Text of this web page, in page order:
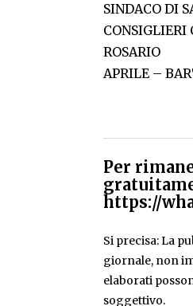
SINDACO DI
CONSIGLIERI
ROSARIO
APRILE –
Per
https://
Si precisa: La
giornale, non
elaborati
soggettivo.